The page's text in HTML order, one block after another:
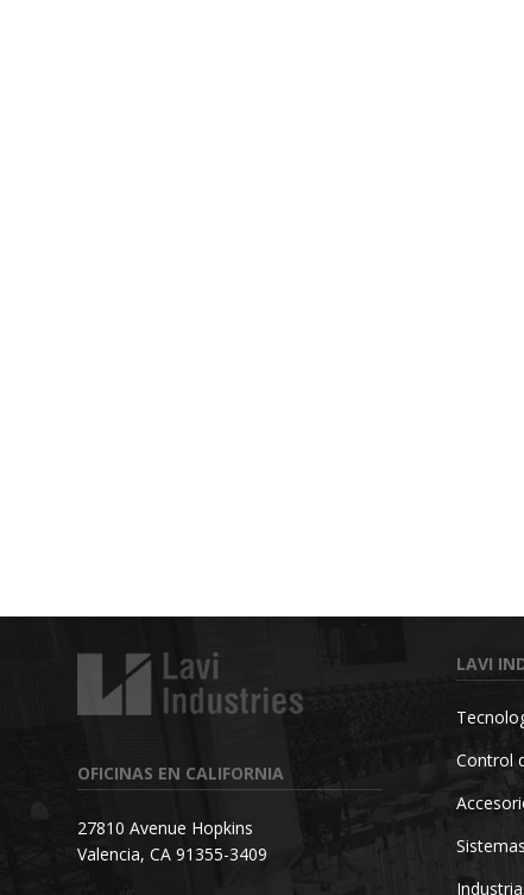
OFICINAS EN CALIFORNIA
27810 Avenue Hopkins
Valencia, CA 91355-3409
LAVI
Control